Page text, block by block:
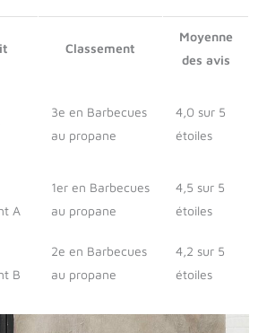
Classement
Moyenne
des avis
3e en Barbecues
au propane
4,0 sur 5
étoiles
A
1er en Barbecues
au propane
4,5 sur 5
étoiles
B
2e en Barbecues
au propane
4,2 sur 5
étoiles